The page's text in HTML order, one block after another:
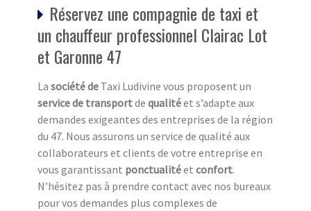
Réservez une compagnie de taxi et
un chauffeur professionnel Clairac Lot
et Garonne 47
La société de Taxi Ludivine vous proposent un
service de transportde qualitéet s’adapte aux
demandes exigeantes des entreprises de la région
du 47. Nous assurons un service de qualité aux
collaborateurs et clients de votre entreprise en
vous garantissant ponctualitéet confort.
N’hésitez pas à prendre contact avec nos bureaux
pour vos demandes plus complexes de